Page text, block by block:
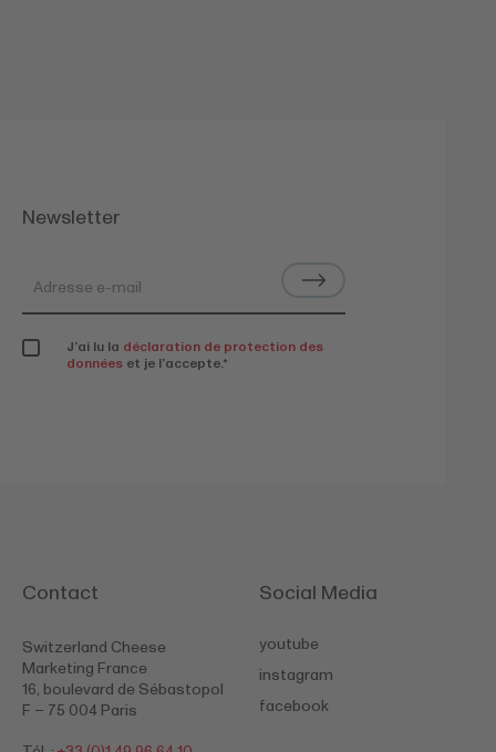
Newsletter
J’ai lu la déclaration de protection des
données et je l’accepte.*
Contact
Switzerland Cheese
Marketing France
16, boulevard de Sébastopol
F – 75 004 Paris
Social Media
youtube
instagram
facebook